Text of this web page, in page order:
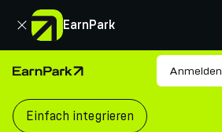
EarnPark
Schließen
Startseite Anmelden
Produkte
Märkte
Einfach integrieren